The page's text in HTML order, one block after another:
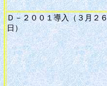
Ｄ－２００１導入（３月２６
日）